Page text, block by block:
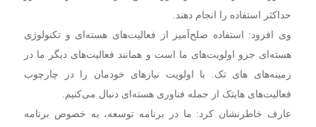
حداکثر استفاده را انجام دهند.
وی افزود: استفاده صلح‌آمیز از فعالیت‌های هسته‌ای و تکنولوژی
هسته‌ای جزو اولویت‌های ما است و همانند فعالیت‌های دیگر ما در
زمینه‌های های تک. با اولویت نیازهای خودمان را در چارچوب
فعالیت‌های هایتک از جمله فناوری هسته‌ای دنبال می‌کنیم.
عارف خاطرنشان کرد: ما در برنامه توسعه، به خصوص برنامه